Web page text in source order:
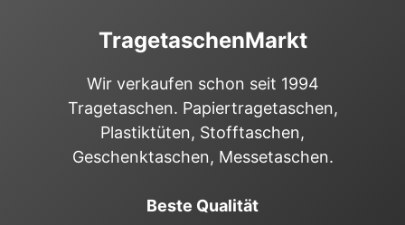
TragetaschenMarkt
Wir verkaufen schon seit 1994
Tragetaschen. Papiertragetaschen,
Plastiktüten, Stofftaschen,
Geschenktaschen, Messetaschen.
Beste Qualität